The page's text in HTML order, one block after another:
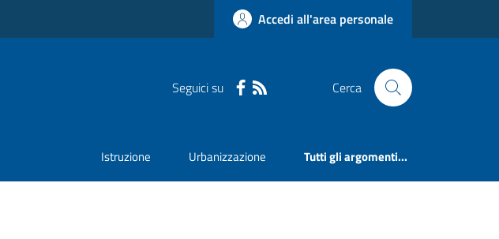
Accedi all'area personale
Seguici su Cerca
Istruzione Urbanizzazione Tutti gli argomenti...